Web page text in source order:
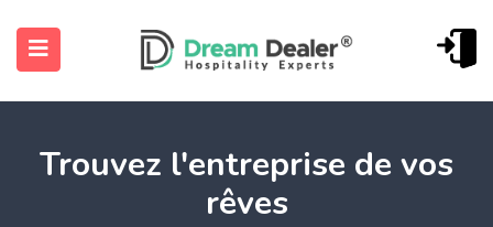
Trouvez l'entreprise de vos
rêves